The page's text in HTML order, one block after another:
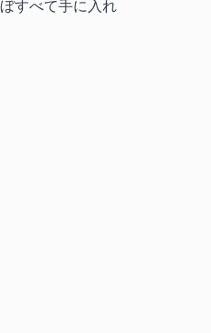
すべて手に入れ